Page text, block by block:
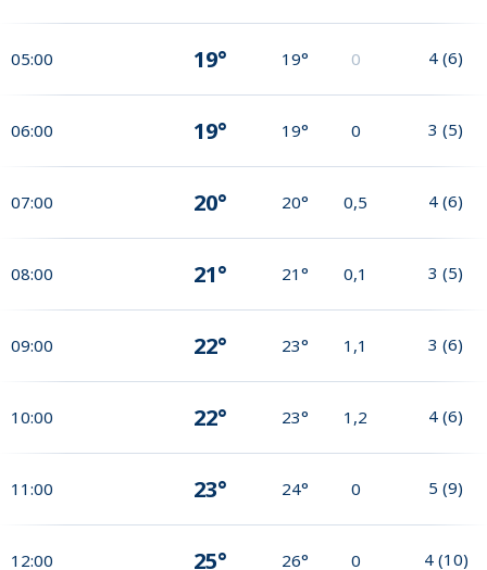
05:00 19° 19° 0 4 (6)
06:00 19° 19° 0 3 (5)
07:00 20° 20° 0,5 4 (6)
08:00 21° 21° 0,1 3 (5)
09:00 22° 23° 1,1 3 (6)
10:00 22° 23° 1,2 4 (6)
11:00 23° 24° 0 5 (9)
12:00 25° 26° 0 4 (10)